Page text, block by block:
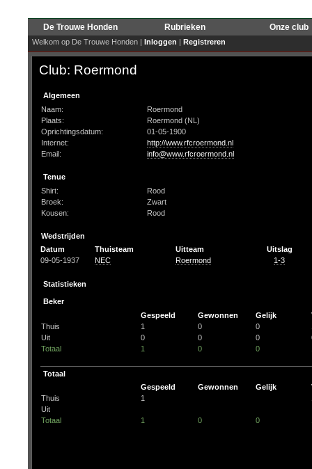
De Trouwe Honden Rubrieken Onze club
Welkom op De Trouwe Honden | Inloggen | Registreren
Club: Roermond
Algemeen
Naam:
Roermond
Plaats:
Roermond (NL)
Oprichtingsdatum:
01-05-1900
Internet:
http://www.rfcroermond.nl
Email:
info@www.rfcroermond.nl
Tenue
Shirt:
Rood
Broek:
Zwart
Kousen:
Rood
Wedstrijden
Datum
Thuisteam Uitteam
Uitslag
09-05-1937
NEC Roermond 1-3
Statistieken
Beker
Gespeeld
Gewonnen Gelijk
Thuis
1 0 0
Uit
0 0 0
Totaal
1 0 0
Totaal
Gespeeld
Gewonnen Gelijk
Thuis
1
Uit
Totaal
1 0 0